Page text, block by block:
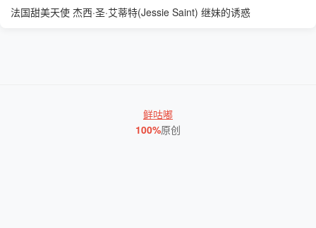
法国甜美天使 杰西·圣·艾蒂特(Jessie Saint) 继妹的诱惑
鲜咕嘟
100%原创